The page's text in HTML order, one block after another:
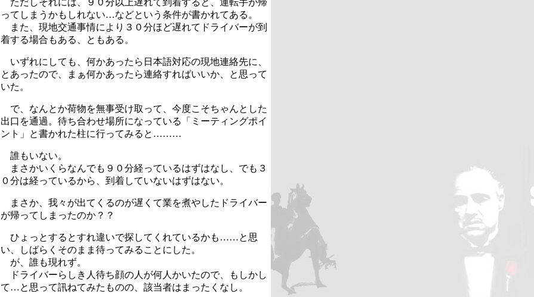
ただしそれには、９０分以上遅れて到着すると、運転手が帰
ってしまうかもしれない…などという条件が書かれてある。
また、現地交通事情により３０分ほど遅れてドライバーが到
着する場合もある、ともある。
いずれにしても、何かあったら日本語対応の現地連絡先に、
とあったので、まぁ何かあったら連絡すればいいか、と思って
いた。
で、なんとか荷物を無事受け取って、今度こそちゃんとした
出口を通過。待ち合わせ場所になっている「ミーティングポイ
ント」と書かれた柱に行ってみると………
誰もいない。
まさかいくらなんでも９０分経っているはずはなし、でも３
０分は経っているから、到着していないはずはない。
まさか、我々が出てくるのが遅くて業を煮やしたドライバー
が帰ってしまったのか？？
ひょっとするとすれ違いで探してくれているかも……と思
い、しばらくそのまま待ってみることにした。
が、誰も現れず。
ドライバーらしき人待ち顔の人が何人かいたので、もしかし
て…と思って訊ねてみたものの、該当者はまったくなし。